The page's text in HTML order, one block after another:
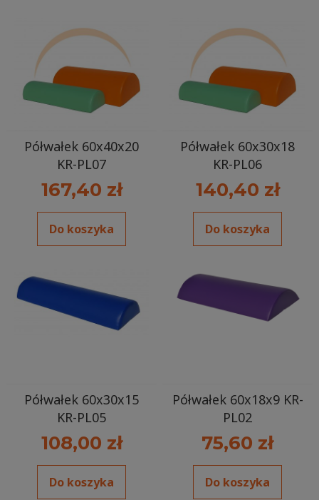
Półwałek 60x40x20
KR-PL07
167,40 zł
Do koszyka
Półwałek 60x30x18
KR-PL06
140,40 zł
Do koszyka
Półwałek 60x30x15
KR-PL05
108,00 zł
Do koszyka
Półwałek 60x18x9 KR-
PL02
75,60 zł
Do koszyka